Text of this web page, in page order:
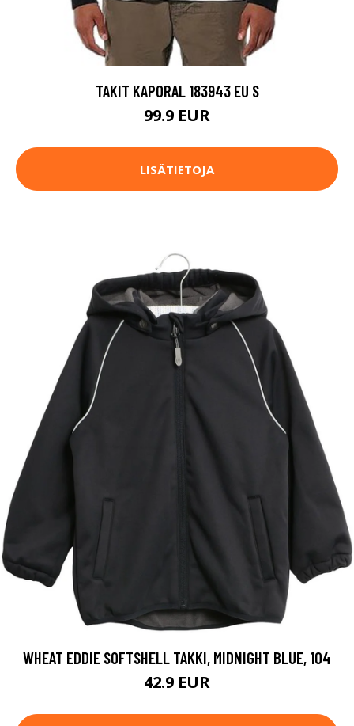
TAKIT KAPORAL 183943 EU S
99.9 EUR
LISÄTIETOJA
WHEAT EDDIE SOFTSHELL TAKKI, MIDNIGHT BLUE, 104
42.9 EUR